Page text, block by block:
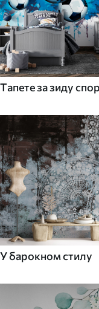
Tапете за зиду
У барокном стилу